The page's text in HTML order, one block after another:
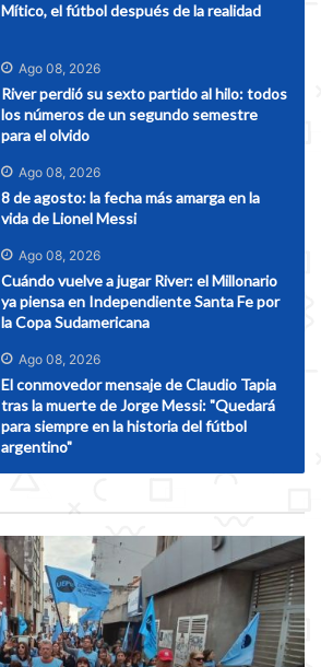
Mítico, el fútbol después de la realidad
Ago 08, 2026
River perdió su sexto partido al hilo: todos
los números de un segundo semestre
para el olvido
Ago 08, 2026
8 de agosto: la fecha más amarga en la
vida de Lionel Messi
Ago 08, 2026
Cuándo vuelve a jugar River: el Millonario
ya piensa en Independiente Santa Fe por
la Copa Sudamericana
Ago 08, 2026
El conmovedor mensaje de Claudio Tapia
tras la muerte de Jorge Messi: "Quedará
para siempre en la historia del fútbol
argentino"